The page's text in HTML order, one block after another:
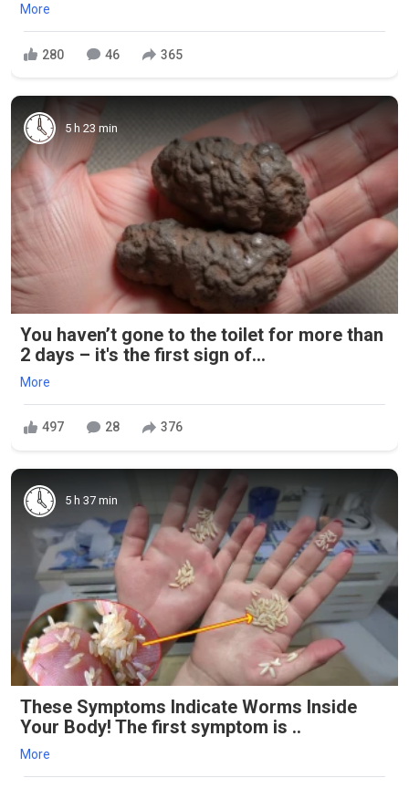
More
280 46 365
5 h 23 min
You haven’t gone to the toilet for more than
2 days – it's the first sign of...
More
497 28 376
5 h 37 min
These Symptoms Indicate Worms Inside
Your Body! The first symptom is ..
More